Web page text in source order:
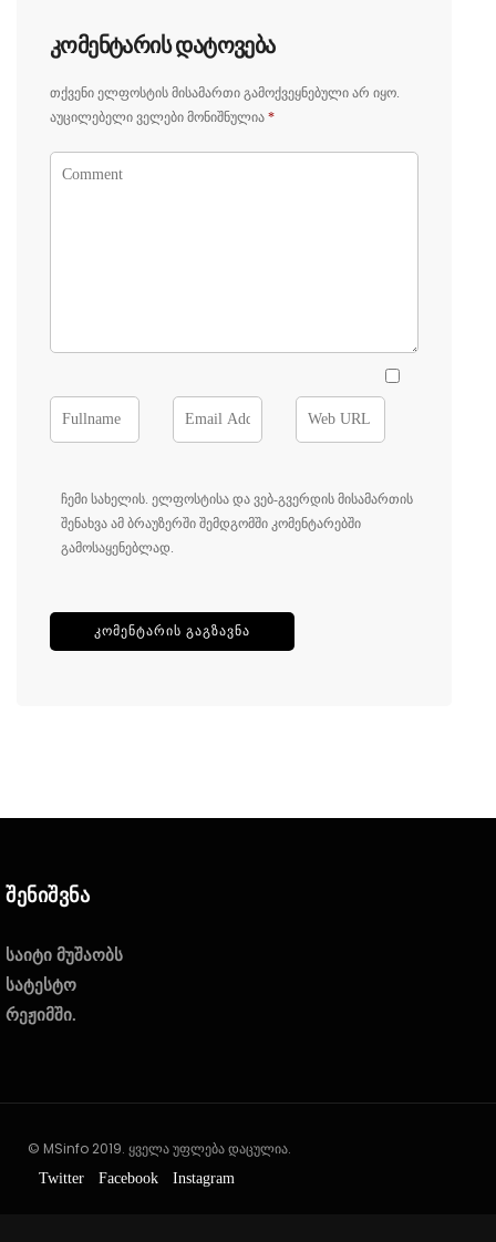
Კომენტარის Დატოვება
Თქვენი Ელფოსტის Მისამართი Გამოქვეყნებული Არ Იყო.
Აუცილებელი Ველები Მონიშნულია *
ჩემი სახელის. ელფოსტისა და ვებ-გვერდის მისამართის
შენახვა ამ ბრაუზერში შემდგომში კომენტარებში
გამოსაყენებლად.
Შენიშვნა
საიტი მუშაობს
სატესტო
რეჟიმში.
© MSinfo 2019. ყველა უფლება დაცულია.
Twitter Facebook Instagram